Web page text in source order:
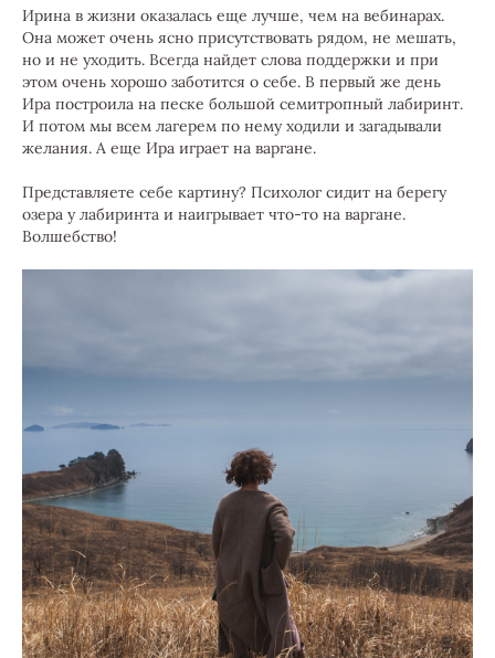
Ирина в жизни оказалась еще лучше, чем на вебинарах.
Она может очень ясно присутствовать рядом, не мешать,
но и не уходить. Всегда найдет слова поддержки и при
этом очень хорошо заботится о себе. В первый же день
Ира построила на песке большой семитропный лабиринт.
И потом мы всем лагерем по нему ходили и загадывали
желания. А еще Ира играет на варгане.
Представляете себе картину? Психолог сидит на берегу
озера у лабиринта и наигрывает что-то на варгане.
Волшебство!